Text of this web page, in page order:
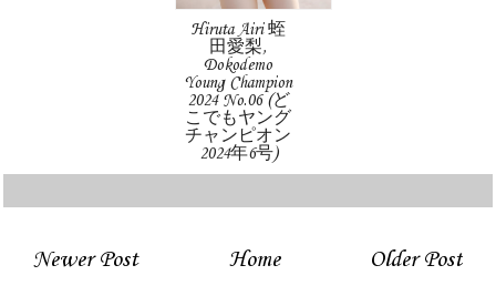
Hiruta Airi 蛭
田愛梨,
Dokodemo
Young Champion
2024 No.06 (ど
こでもヤング
チャンピオン
2024年6号)
Newer Post Older Post
Home